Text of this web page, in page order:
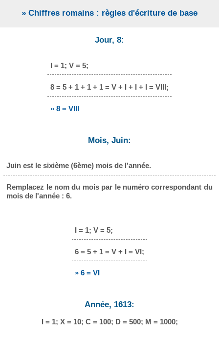
» Chiffres romains : règles d'écriture de base
Jour, 8:
I = 1; V = 5;
8 = 5 + 1 + 1 + 1 = V + I + I + I = VIII;
» 8 = VIII
Mois, Juin:
Juin est le sixième (6ème) mois de l'année.
Remplacez le nom du mois par le numéro correspondant du
mois de l'année : 6.
I = 1; V = 5;
6 = 5 + 1 = V + I = VI;
» 6 = VI
Année, 1613:
I = 1; X = 10; C = 100; D = 500; M = 1000;